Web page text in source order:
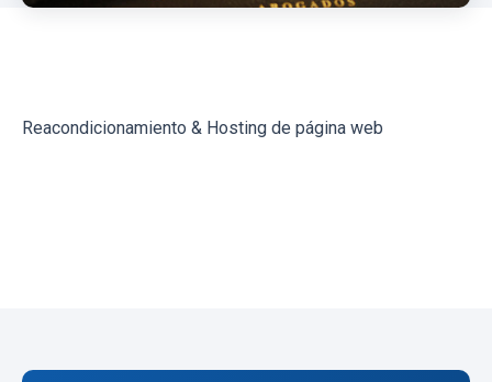
Reacondicionamiento & Hosting de página web